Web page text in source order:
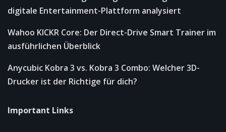
digitale Entertainment-Plattform analysiert
Wahoo KICKR Core: Der Direct-Drive Smart Trainer im
ausführlichen Überblick
Anycubic Kobra 3 vs. Kobra 3 Combo: Welcher 3D-
Drucker ist der Richtige für dich?
Important Links